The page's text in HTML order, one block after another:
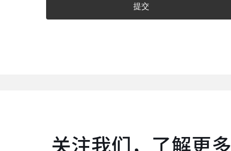
提交
关注我们，了解更多